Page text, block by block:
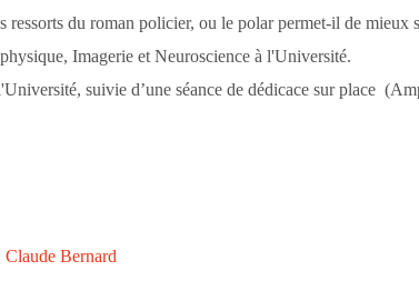
ressorts du roman policier, ou le polar permet-il de mieux
Imagerie et Neuroscience à l'Université.
suivie d’une séance de dédicace sur place
Bernard